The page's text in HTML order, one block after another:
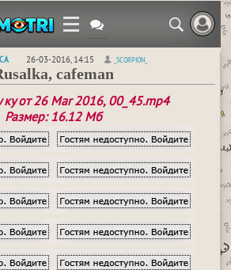
26-03-2016, 14:15 _SCORPION_
cafeman
ку от 26 Mar 2016, 00_45.mp4
Размер: 16.12 Мб